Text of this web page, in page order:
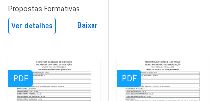
Propostas Formativas
Ver detalhes Baixar
PDF PDF